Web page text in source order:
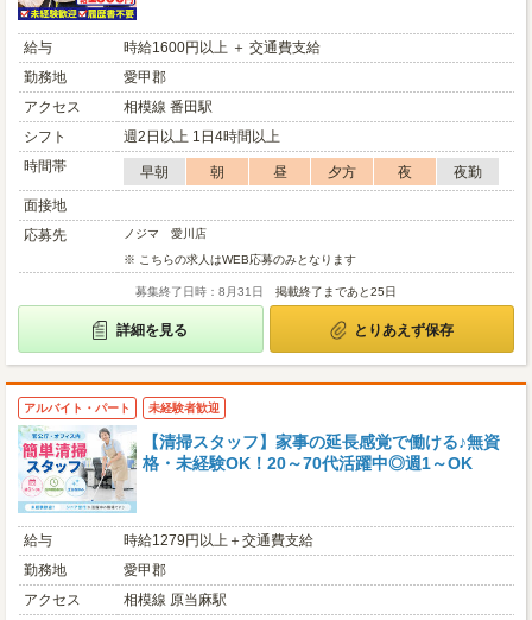
給与
時給1600円以上 ＋ 交通費支給
勤務地
愛甲郡
アクセス
相模線 番田駅
シフト
週2日以上 1日4時間以上
時間帯
早朝 朝 昼 夕方 夜
夜勤
面接地
応募先
ノジマ 愛川店
※ こちらの求人はWEB応募のみとなります
募集終了日時：8月31日 掲載終了まであと25日
詳細を見る とりあえず保存
アルバイト・パート 未経験者歓迎
【清掃スタッフ】家事の延長感覚で働ける♪無資
格・未経験OK！20～70代活躍中◎週1～OK
給与
時給1279円以上＋交通費支給
勤務地
愛甲郡
アクセス
相模線 原当麻駅